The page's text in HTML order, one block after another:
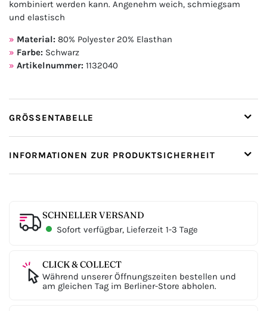
kombiniert werden kann. Angenehm weich, schmiegsam
und elastisch
Material: 80% Polyester 20% Elasthan
Farbe: Schwarz
Artikelnummer: 1132040
GRÖSSENTABELLE
INFORMATIONEN ZUR PRODUKTSICHERHEIT
SCHNELLER VERSAND
Sofort verfügbar, Lieferzeit 1-3 Tage
CLICK & COLLECT
Während unserer Öffnungszeiten bestellen und
am gleichen Tag im Berliner-Store abholen.